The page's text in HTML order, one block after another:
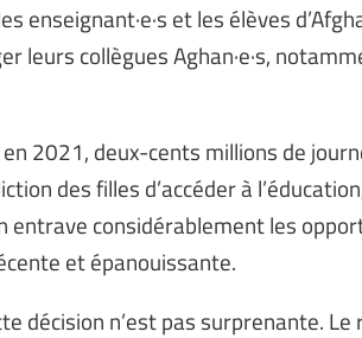
enseignant·e·s et les élèves
leurs collègues Aghan·e·s,
en 2021, deux-cents millions de
des filles d’accéder à
entrave considérablement les
et épanouissante.
décision n’est pas surprenante.